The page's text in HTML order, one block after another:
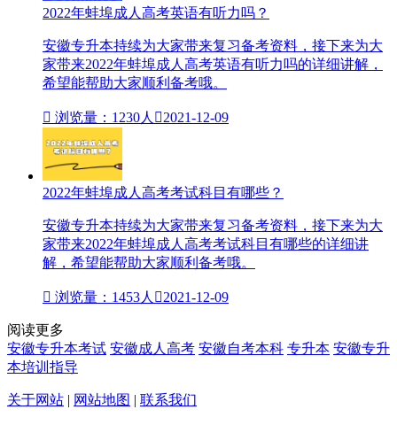
2022年蚌埠成人高考英语有听力吗？
安徽专升本持续为大家带来复习备考资料，接下来为大
家带来2022年蚌埠成人高考英语有听力吗的详细讲解，
希望能帮助大家顺利备考哦。
 浏览量：1230人 2021-12-09
2022年蚌埠成人高考考试科目有哪些？
安徽专升本持续为大家带来复习备考资料，接下来为大
家带来2022年蚌埠成人高考考试科目有哪些的详细讲
解，希望能帮助大家顺利备考哦。
 浏览量：1453人 2021-12-09
阅读更多
安徽专升本考试 安徽成人高考 安徽自考本科 专升本 安徽专升
本培训指导
关于网站 | 网站地图 | 联系我们